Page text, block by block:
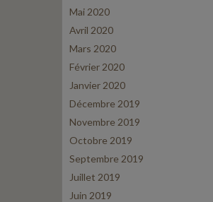
Mai 2020
Avril 2020
Mars 2020
Février 2020
Janvier 2020
Décembre 2019
Novembre 2019
Octobre 2019
Septembre 2019
Juillet 2019
Juin 2019